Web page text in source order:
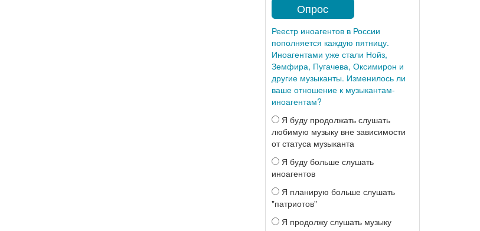
Опрос
Реестр иноагентов в России
пополняется каждую пятницу.
Иноагентами уже стали Нойз,
Земфира, Пугачева, Оксимирон и
другие музыканты. Изменилось ли
ваше отношение к музыкантам-
иноагентам?
Я буду продолжать слушать
любимую музыку вне зависимости
от статуса музыканта
Я буду больше слушать
иноагентов
Я планирую больше слушать
"патриотов"
Я продолжу слушать музыку